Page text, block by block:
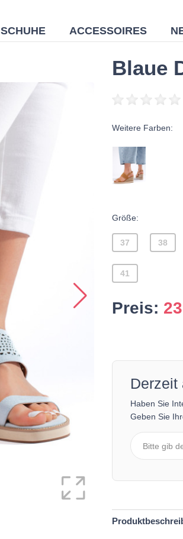
SCHUHE ACCESSOIRES
Blaue
Weitere Farben:
Größe:
37 38
41
Preis:
Derzeit
Haben Sie
Geben Sie